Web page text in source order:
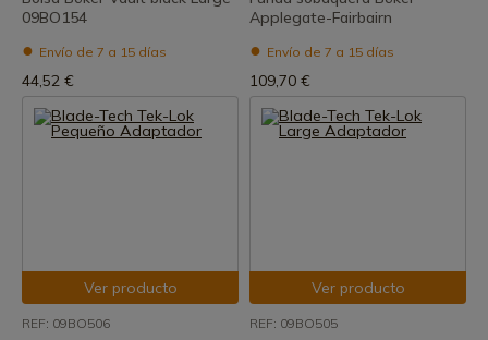
09BO154
Envío de 7 a 15 días
44,52 €
Applegate-Fairbairn
Envío de 7 a 15 días
109,70 €
Ver producto
REF: 09BO506
Ver producto
REF: 09BO505